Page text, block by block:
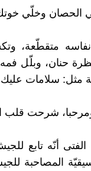
الحصان وخلّي
متقطّعة،
حنان، وبلّل
مثل: سلامات عليك
شرحت قلب
أنّه تابع
المصاحبة